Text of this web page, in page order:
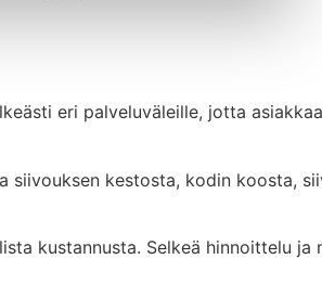
eri palveluväleille, jotta
siivouksen kestosta, kodin koosta,
kustannusta. Selkeä hinnoittelu ja